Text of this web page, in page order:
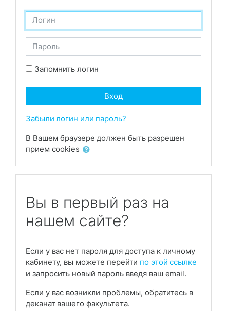
Логин
Пароль
Запомнить логин
Вход
Забыли логин или пароль?
В Вашем браузере должен быть разрешен
прием cookies
Вы в первый раз на
нашем сайте?
Если у вас нет пароля для доступа к личному
кабинету, вы можете перейти по этой ссылке
и запросить новый пароль введя ваш email.
Если у вас возникли проблемы, обратитесь в
деканат вашего факультета.